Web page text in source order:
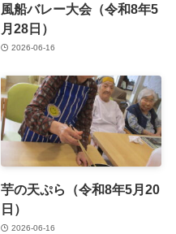
風船バレー大会（令和8年5
月28日）
2026-06-16
芋の天ぷら（令和8年5月20
日）
2026-06-16